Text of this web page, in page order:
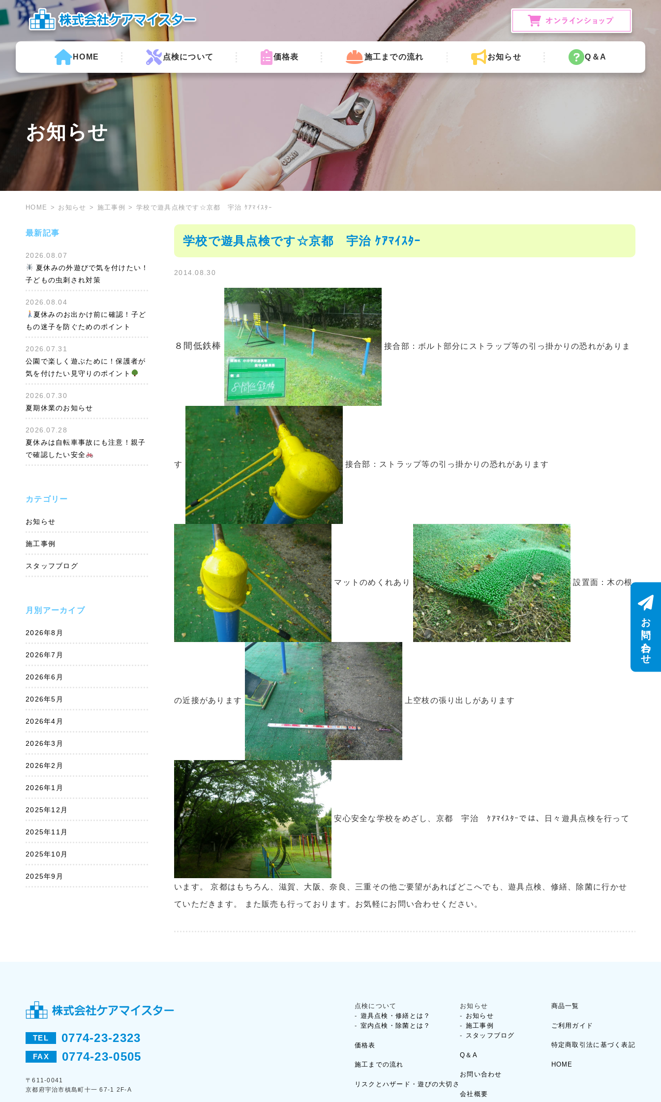
HOME 点検について 価格表 施工までの流れ お知らせ Q＆A
お知らせ
HOME お知らせ 施工事例 学校で遊具点検です☆京都 宇治 ｹｱﾏｲｽﾀｰ
最新記事
2026.08.07
夏休みの外遊びで気を付けたい！
子どもの虫刺され対策
2026.08.04
夏休みのお出かけ前に確認！子ど
もの迷子を防ぐためのポイント
2026.07.31
公園で楽しく遊ぶために！保護者が
気を付けたい見守りのポイント
2026.07.30
夏期休業のお知らせ
2026.07.28
夏休みは自転車事故にも注意！親子
で確認したい安全
カテゴリー
お知らせ
施工事例
スタッフブログ
月別アーカイブ
2026年8月
2026年7月
2026年6月
2026年5月
2026年4月
2026年3月
2026年2月
2026年1月
2025年12月
2025年11月
2025年10月
2025年9月
学校で遊具点検です☆京都 宇治 ｹｱﾏｲｽﾀｰ
2014.08.30
８間低鉄棒 接合部：ボルト部分にストラップ等の引っ掛かりの恐れがありま
す 接合部：ストラップ等の引っ掛かりの恐れがあります
マットのめくれあり 設置面：木の根
の近接があります 上空枝の張り出しがあります
安心安全な学校をめざし、京都 宇治 ｹｱﾏｲｽﾀｰでは、日々遊具点検を行って
います。 京都はもちろん、滋賀、大阪、奈良、三重その他ご要望があればどこへでも、遊具点検、修繕、除菌に行かせ
ていただきます。 また販売も行っております。お気軽にお問い合わせください。
TEL 0774-23-2323
FAX 0774-23-0505
〒611-0041
京都府宇治市槙島町十一 67-1 2F-A
点検について
遊具点検・修繕とは？
室内点検・除菌とは？
価格表
施工までの流れ
リスクとハザード・遊びの大切さ
お知らせ
お知らせ
施工事例
スタッフブログ
Q＆A
お問い合わせ
会社概要
商品一覧
ご利用ガイド
特定商取引法に基づく表記
HOME
お問い合わせ